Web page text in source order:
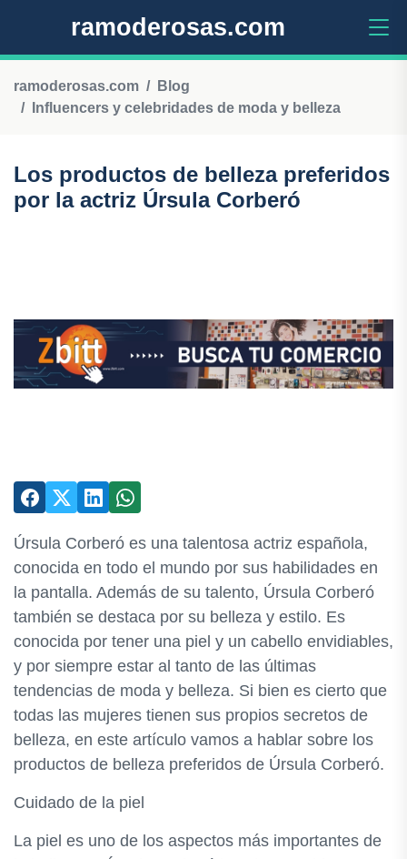
ramoderosas.com
ramoderosas.com
Blog
Influencers y celebridades de moda y belleza
Los productos de belleza preferidos
por la actriz Úrsula Corberó
Úrsula Corberó es una talentosa actriz española,
conocida en todo el mundo por sus habilidades en
la pantalla. Además de su talento, Úrsula Corberó
también se destaca por su belleza y estilo. Es
conocida por tener una piel y un cabello envidiables,
y por siempre estar al tanto de las últimas
tendencias de moda y belleza. Si bien es cierto que
todas las mujeres tienen sus propios secretos de
belleza, en este artículo vamos a hablar sobre los
productos de belleza preferidos de Úrsula Corberó.
Cuidado de la piel
La piel es uno de los aspectos más importantes de